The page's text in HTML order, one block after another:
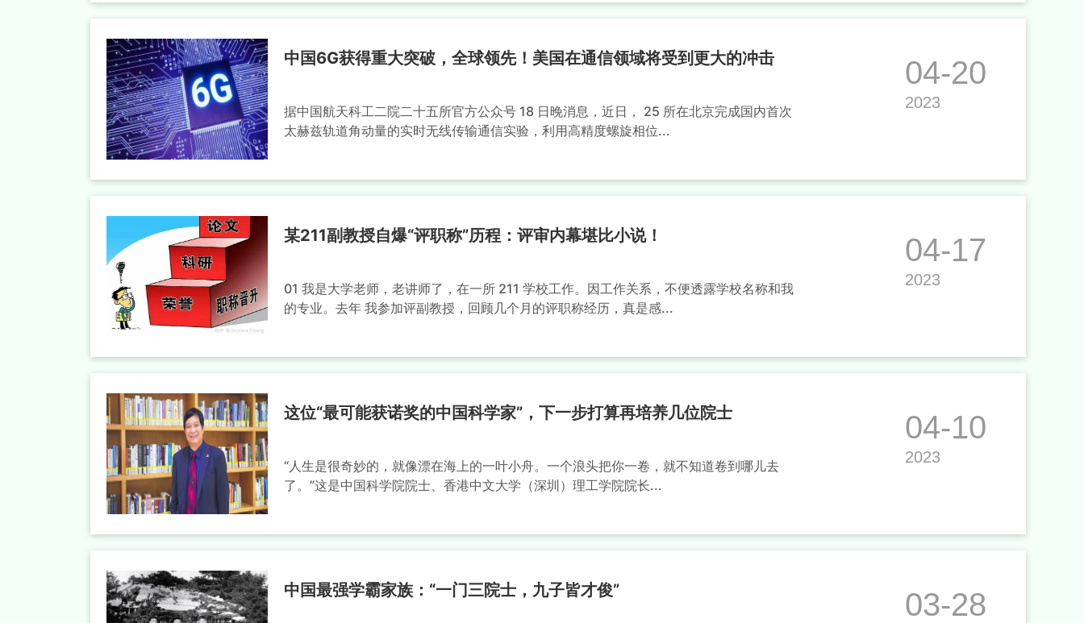
04-20
2023
中国6G获得重大突破，全球领先！美国在通信领域将受到更大的冲击
据中国航天科工二院二十五所官方公众号 18 日晚消息，近日， 25 所在北京完成国内首次
太赫兹轨道角动量的实时无线传输通信实验，利用高精度螺旋相位...
04-17
2023
某211副教授自爆“评职称”历程：评审内幕堪比小说！
01 我是大学老师，老讲师了，在一所 211 学校工作。因工作关系，不便透露学校名称和我
的专业。去年 我参加评副教授，回顾几个月的评职称经历，真是感...
04-10
2023
这位“最可能获诺奖的中国科学家”，下一步打算再培养几位院士
“人生是很奇妙的，就像漂在海上的一叶小舟。一个浪头把你一卷，就不知道卷到哪儿去
了。”这是中国科学院院士、香港中文大学（深圳）理工学院院长...
03-28
中国最强学霸家族：“一门三院士，九子皆才俊”